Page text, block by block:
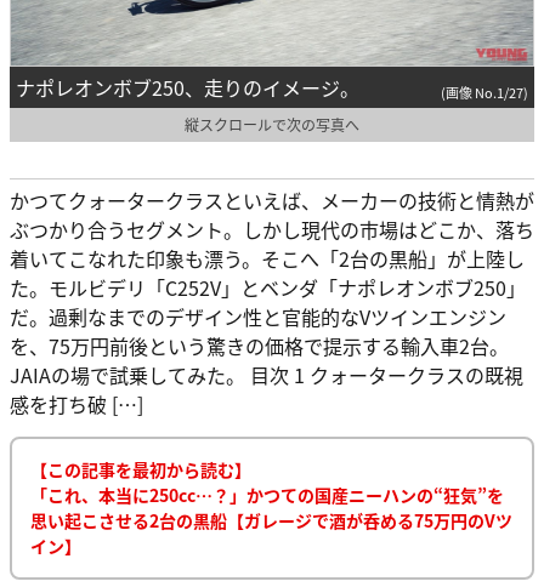
ナポレオンボブ250、走りのイメージ。 (画像 No.1/27)
縦スクロールで次の写真へ
かつてクォータークラスといえば、メーカーの技術と情熱が
ぶつかり合うセグメント。しかし現代の市場はどこか、落ち
着いてこなれた印象も漂う。そこへ「2台の黒船」が上陸し
た。モルビデリ「C252V」とベンダ「ナポレオンボブ250」
だ。過剰なまでのデザイン性と官能的なVツインエンジン
を、75万円前後という驚きの価格で提示する輸入車2台。
JAIAの場で試乗してみた。 目次 1 クォータークラスの既視
感を打ち破 […]
【この記事を最初から読む】
「これ、本当に250cc…？」かつての国産ニーハンの“狂気”を
思い起こさせる2台の黒船【ガレージで酒が呑める75万円のVツ
イン】